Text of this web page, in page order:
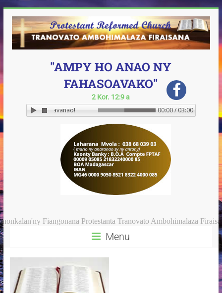
"AMPY HO ANAO NY
FAHASOAVAKO"
2 Kor. 12:9 a
Ampy ho anay ny Fahasoavanao!
00:00 / 03:00
Fiangonana Protestanta Tranovato Ambohimalaza
Menu